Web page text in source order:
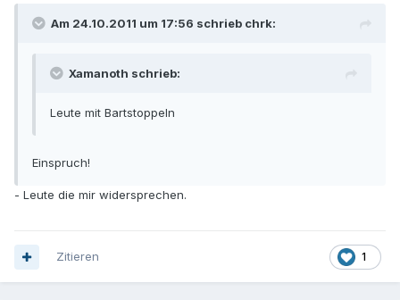
Am 24.10.2011 um 17:56 schrieb chrk:
Xamanoth schrieb:
Leute mit Bartstoppeln
Einspruch!
- Leute die mir widersprechen.
1
Zitieren